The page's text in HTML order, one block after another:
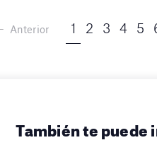
Anterior 1 2 3 4 5
También te puede